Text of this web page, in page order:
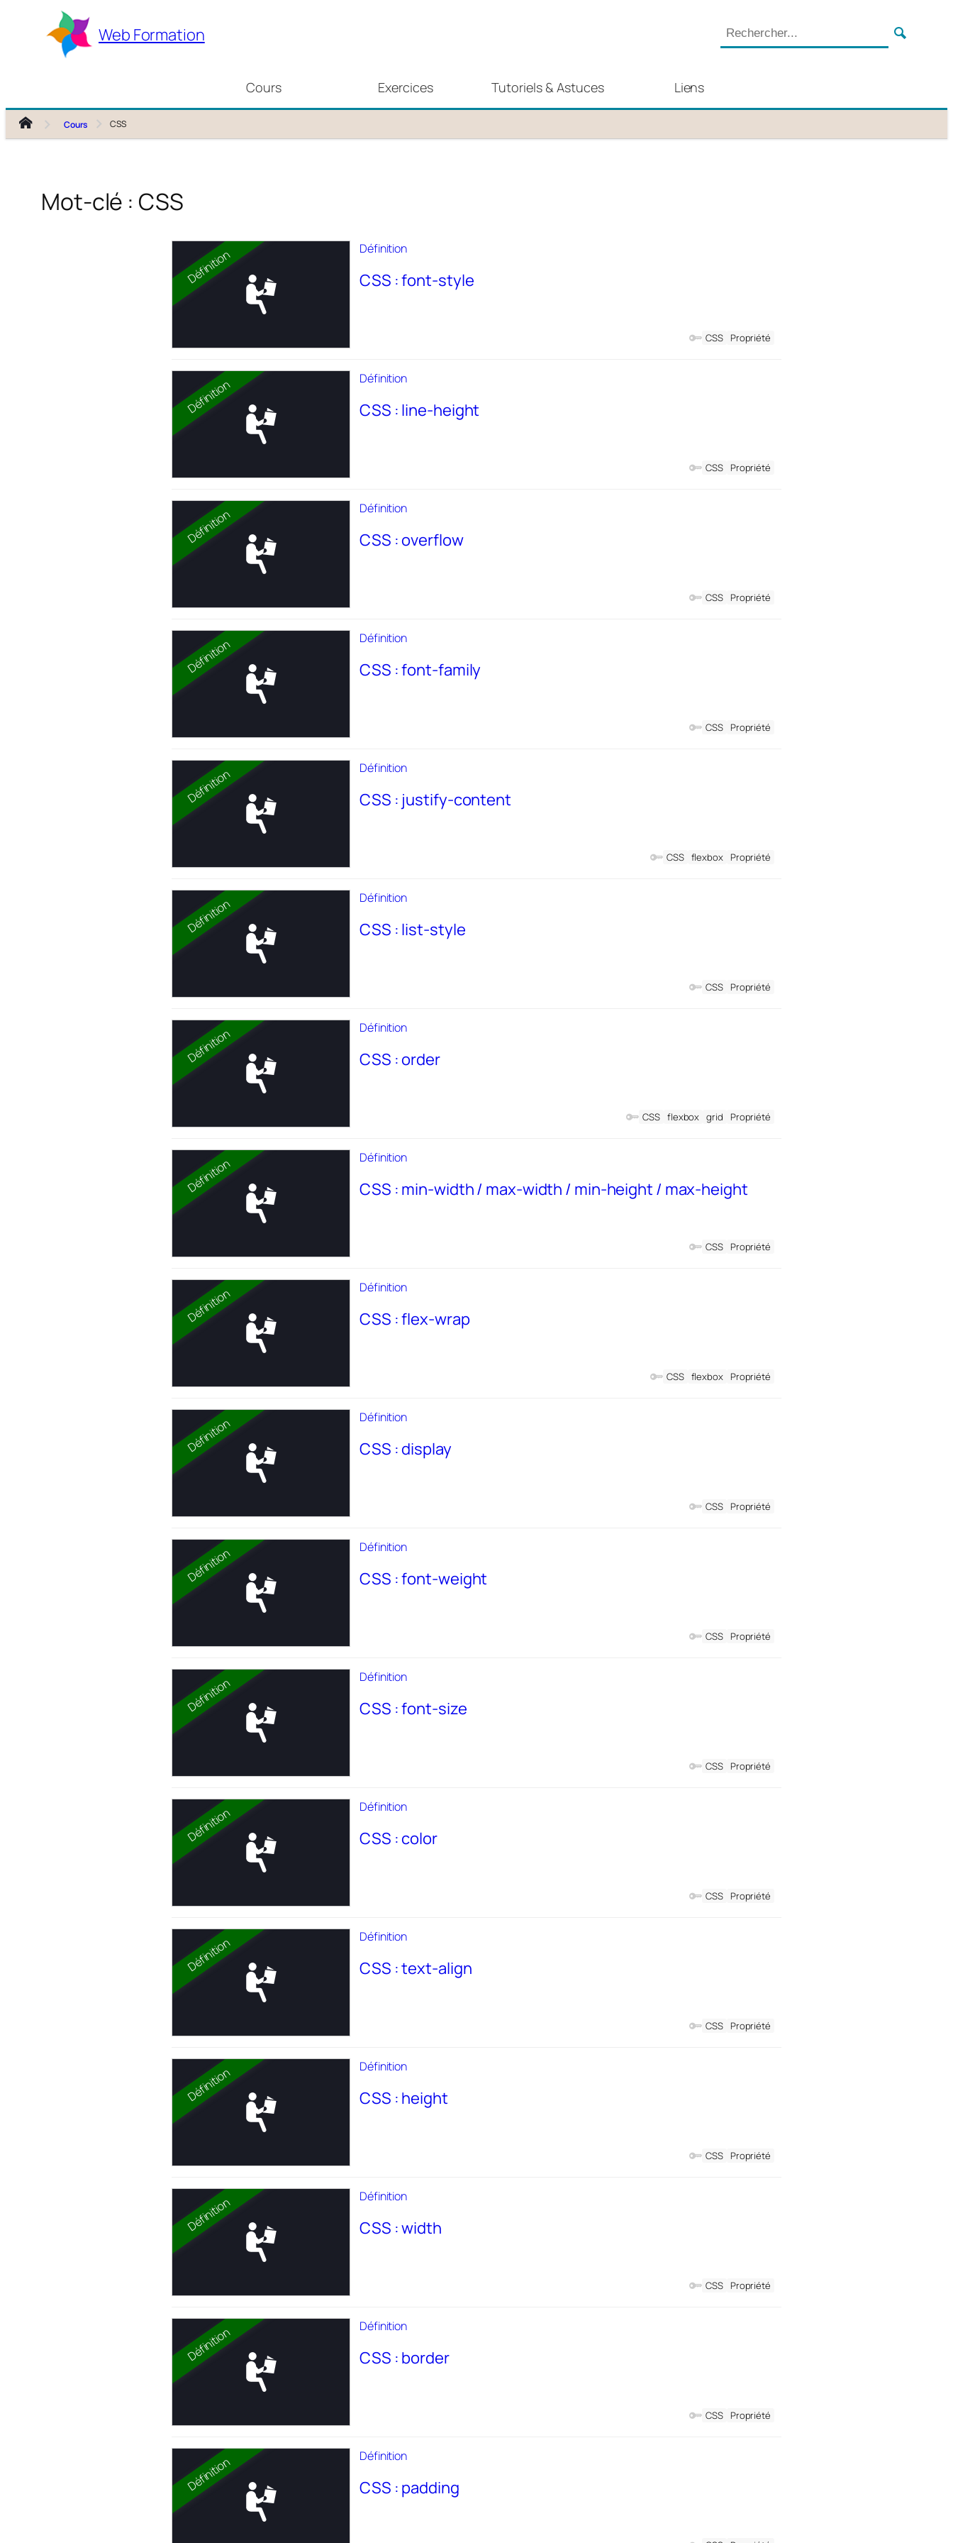
Web Formation
Cours Exercices Tutoriels & Astuces Liens
Cours CSS
Mot-clé : CSS
Définition Définition
CSS : font-style
CSS Propriété
Définition Définition
CSS : line-height
CSS Propriété
Définition Définition
CSS : overflow
CSS Propriété
Définition Définition
CSS : font-family
CSS Propriété
Définition Définition
CSS : justify-content
CSS flexbox Propriété
Définition Définition
CSS : list-style
CSS Propriété
Définition Définition
CSS : order
CSS flexbox grid Propriété
Définition Définition
CSS : min-width / max-width / min-height / max-height
CSS Propriété
Définition Définition
CSS : flex-wrap
CSS flexbox Propriété
Définition Définition
CSS : display
CSS Propriété
Définition Définition
CSS : font-weight
CSS Propriété
Définition Définition
CSS : font-size
CSS Propriété
Définition Définition
CSS : color
CSS Propriété
Définition Définition
CSS : text-align
CSS Propriété
Définition Définition
CSS : height
CSS Propriété
Définition Définition
CSS : width
CSS Propriété
Définition Définition
CSS : border
CSS Propriété
Définition Définition
CSS : padding